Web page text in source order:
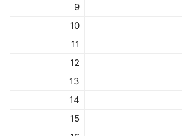
9
10
11
12
13
14
15